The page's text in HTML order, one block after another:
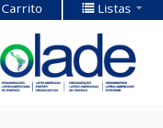
Carrito Listas